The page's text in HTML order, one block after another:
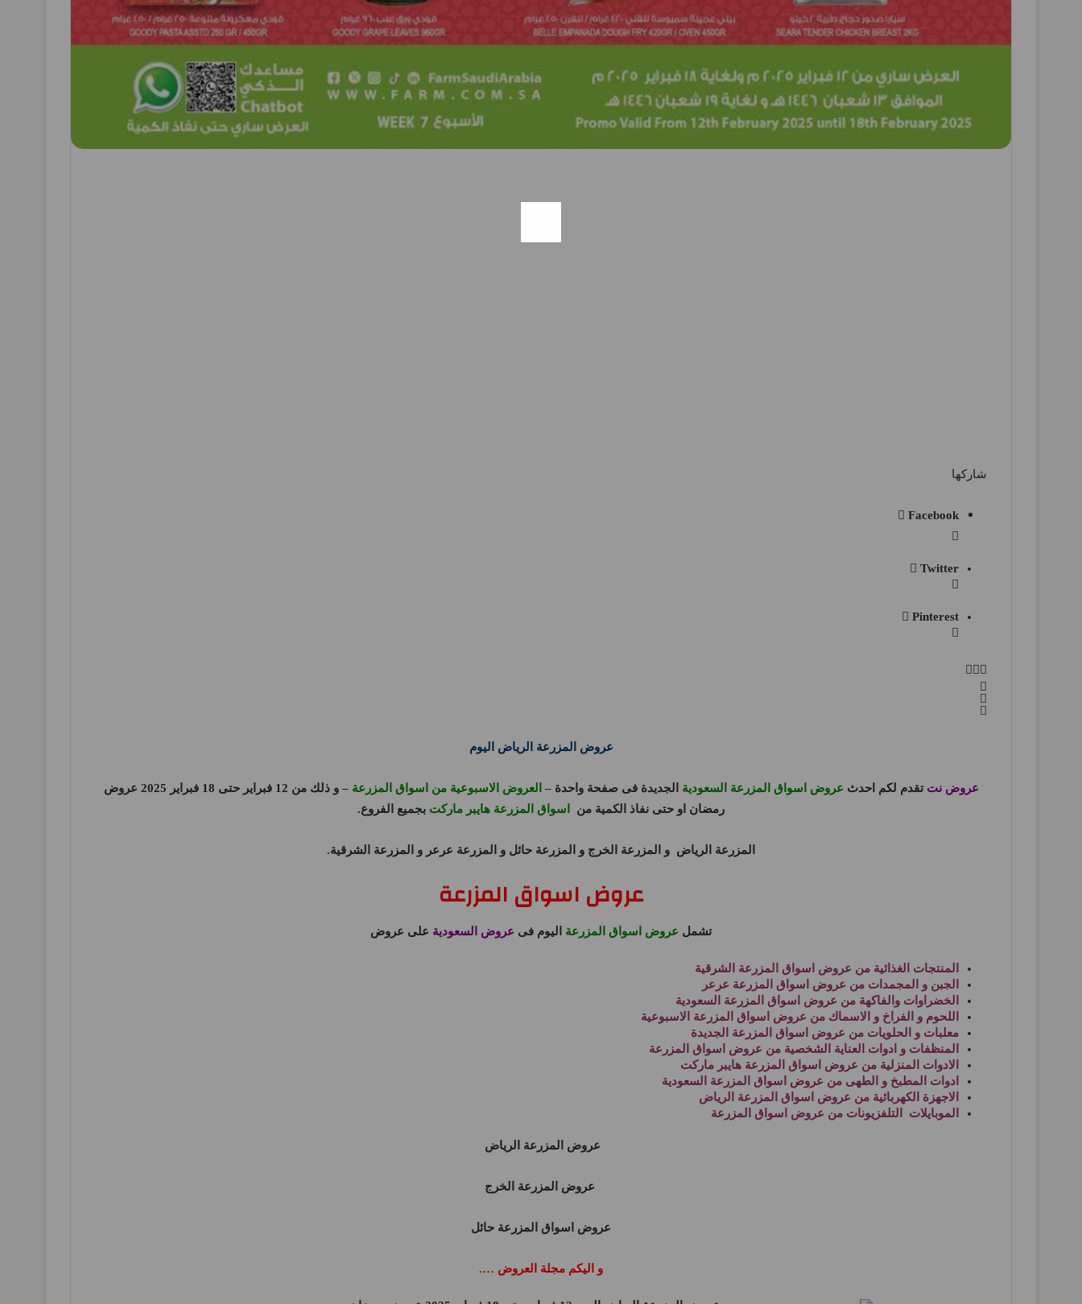
شاركها
Facebook
Twitter
Pinterest
عروض المزرعة الرياض اليوم
عروض نت تقدم لكم احدث عروض اسواق المزرعة السعودية الجديدة فى صفحة واحدة – العروض الاسبوعية من اسواق المزرعة
– و ذلك من 12 فبراير حتى 18 فبراير 2025 عروض
رمضان او حتى نفاذ الكمية من
اسواق المزرعة هايبر ماركت بجميع الفروع.
المزرعة الرياض و المزرعة الخرج و المزرعة حائل و المزرعة عرعر و المزرعة الشرقية
عروض اسواق المزرعة
تشمل عروض اسواق المزرعة اليوم فى عروض السعودية على عروض
المنتجات الغذائية من عروض اسواق المزرعة الشرقية
الجبن و المجمدات من عروض اسواق المزرعة عرعر
الخضراوات والفاكهة من عروض اسواق المزرعة السعودية
اللحوم و الفراخ و الاسماك من عروض اسواق المزرعة الاسبوعية
معلبات و الحلويات من عروض اسواق المزرعة الجديدة
المنظفات و ادوات العناية الشخصية من عروض اسواق المزرعة
الادوات المنزلية من عروض اسواق المزرعة هايبر ماركت
ادوات المطبخ و الطهى من عروض اسواق المزرعة السعودية
الاجهزة الكهربائية من عروض اسواق المزرعة الرياض
الموبايلات التلفزيونات من عروض اسواق المزرعة
عروض المزرعة الرياض
عروض المزرعة الخرج
عروض اسواق المزرعة حائل
و اليكم مجلة العروض ….